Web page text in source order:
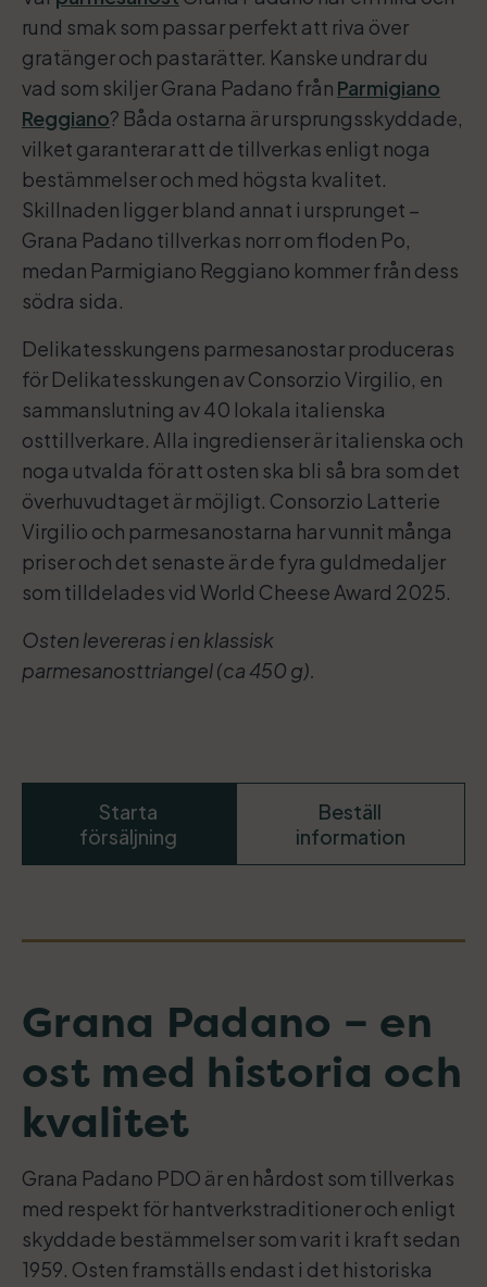
rund smak som passar perfekt att riva över
gratänger och pastarätter. Kanske undrar du
vad som skiljer Grana Padano från Parmigiano
Reggiano? Båda ostarna är ursprungsskyddade,
vilket garanterar att de tillverkas enligt noga
bestämmelser och med högsta kvalitet.
Skillnaden ligger bland annat i ursprunget –
Grana Padano tillverkas norr om floden Po,
medan Parmigiano Reggiano kommer från dess
södra sida.
Delikatesskungens parmesanostar produceras
för Delikatesskungen av Consorzio Virgilio, en
sammanslutning av 40 lokala italienska
osttillverkare. Alla ingredienser är italienska och
noga utvalda för att osten ska bli så bra som det
överhuvudtaget är möjligt. Consorzio Latterie
Virgilio och parmesanostarna har vunnit många
priser och det senaste är de fyra guldmedaljer
som tilldelades vid World Cheese Award 2025.
Osten levereras i en klassisk
parmesanosttriangel (ca 450 g).
Starta
försäljning
Beställ
information
Grana Padano – en
ost med historia och
kvalitet
Grana Padano PDO är en hårdost som tillverkas
med respekt för hantverkstraditioner och enligt
skyddade bestämmelser som varit i kraft sedan
1959. Osten framställs endast i det historiska